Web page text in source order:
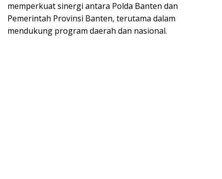
memperkuat sinergi antara Polda Banten dan
Pemerintah Provinsi Banten, terutama dalam
mendukung program daerah dan nasional.